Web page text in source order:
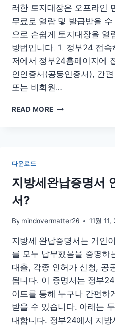
러한 토지대장은 오프라인
무료로 열람 및 발급받을
으로 손쉽게 토지대장을 열
방법입니다. 1. 정부24 접
저에서 정부24홈페이지에
인인증서(공동인증서), 간
또는 비회원…
READ MORE
람
사
인
넷
발
보
는
법
다운로드
지방세완납증명서
서?
By mindovermatter26 11월 11,
지방세 완납증명서는 개인
를 모두 납부했음을 증명하
대출, 각종 인허가 신청, 공
됩니다. 이 증명서는 정부
이트를 통해 누구나 간편하
받을 수 있습니다. 아래는
내합니다. 정부24에서 지방